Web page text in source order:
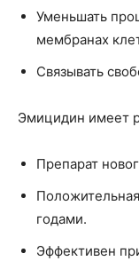
Уменьшать
мембранах
Связывать
Эмицидин имеет
Препарат
годами.
Эффективен